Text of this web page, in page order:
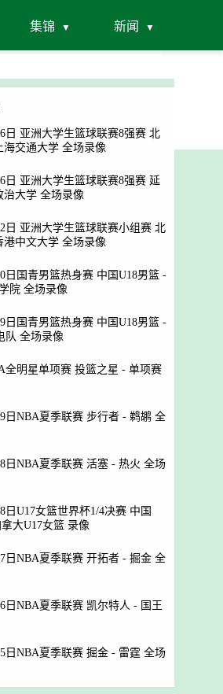
集锦 新闻
日 亚洲大学生篮球联赛8强赛 北
海交通大学 全场录像
日 亚洲大学生篮球联赛8强赛 延
治大学 全场录像
日 亚洲大学生篮球联赛小组赛 北
港中文大学 全场录像
日国青男篮热身赛 中国U18男篮 -
院 全场录像
日国青男篮热身赛 中国U18男篮 -
队 全场录像
全明星单项赛 投篮之星 - 单项赛
日NBA夏季联赛 步行者 - 鹈鹕 全
日NBA夏季联赛 活塞 - 热火 全场
日U17女篮世界杯1/4决赛 中国
大U17女篮 录像
日NBA夏季联赛 开拓者 - 掘金 全
日NBA夏季联赛 凯尔特人 - 国王
日NBA夏季联赛 掘金 - 雷霆 全场